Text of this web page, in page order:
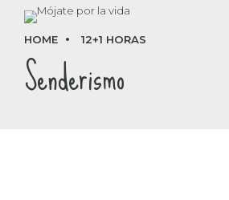
HOME 12+1 HORAS
Senderismo